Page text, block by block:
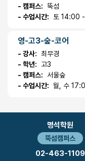
- 캠퍼스:
뚝섬
- 수업시간:
토 14:00
영-고3-숲-코어
- 강사: 최무경
- 학년:
고3
- 캠퍼스:
서울숲
- 수업시간: 월, 수
명석학원
뚝섬캠퍼스
02-463-1109